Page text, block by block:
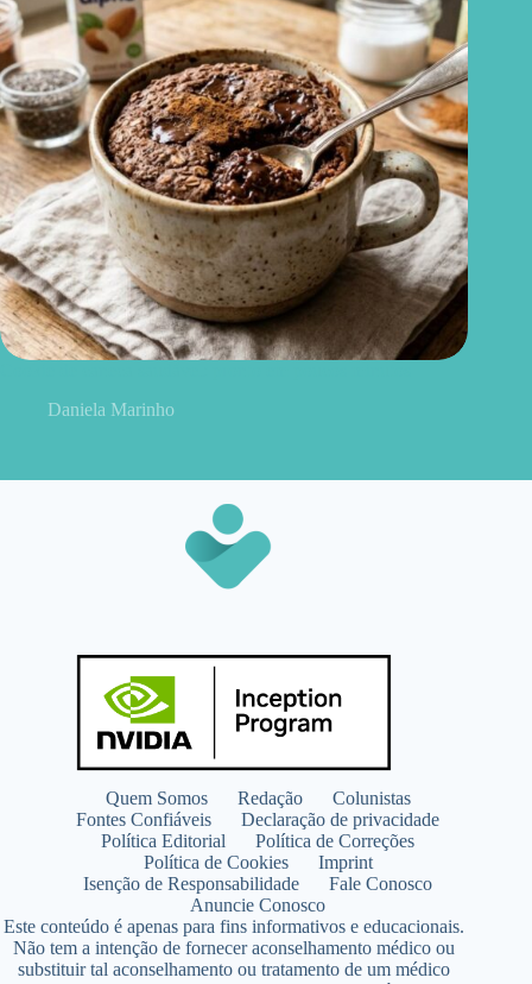
Daniela Marinho
Quem Somos Redação
Colunistas
Fontes Confiáveis
Declaração de privacidade
Política Editorial
Política de Correções
Política de Cookies
Imprint
Isenção de Responsabilidade
Fale Conosco
Anuncie Conosco
Este conteúdo é apenas para fins informativos e educacionais.
Não tem a intenção de fornecer aconselhamento médico ou
substituir tal aconselhamento ou tratamento de um médico